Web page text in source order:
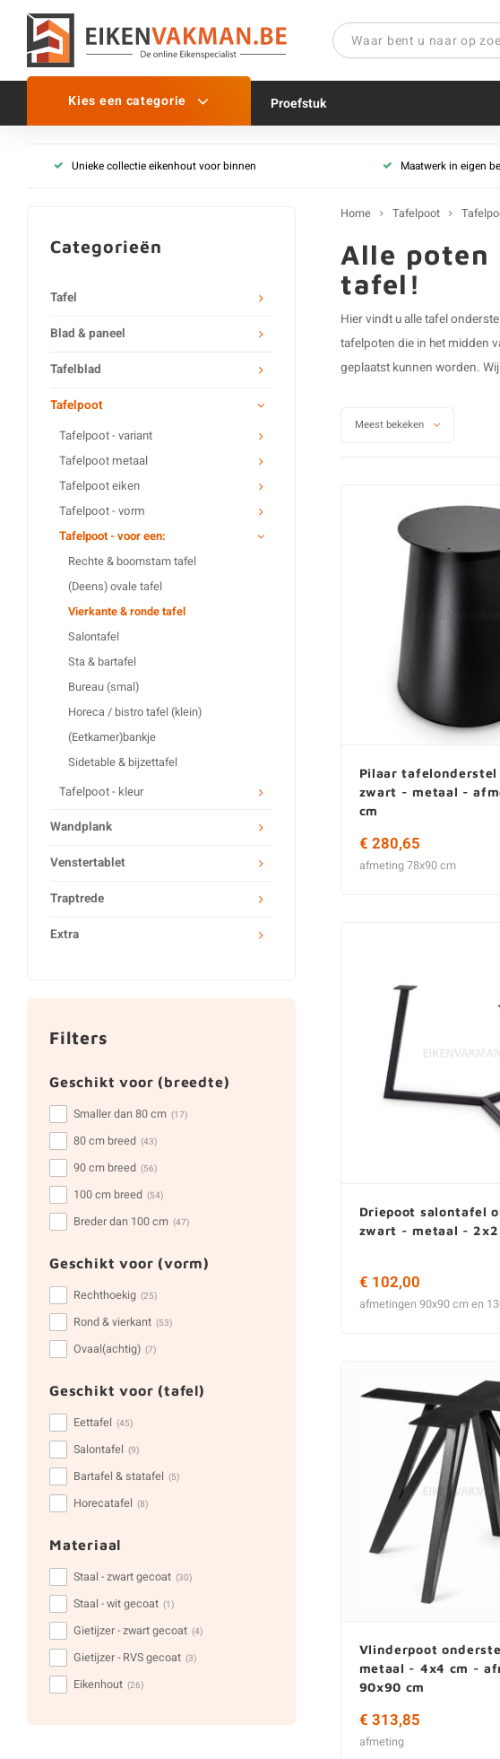
Kies een categorie
Tafelpoten set (2 stuks)
Tafelpoot metaal
Metalen tafelpoten (set)
Metalen tafelpoten (los)
Metalen tafel onderstel
Metalen salontafel poten
Metalen bartafel poten
Metalen horeca onderstel
Metalen bijzettafel onderstel
Proefstuk
Unieke collectie eikenhout voor binnen Maatwerk in eigen
Categorieën
Tafel
Blad & paneel
Tafelblad
Tafelpoot
Tafelpoot - variant
Tafelpoot metaal
Tafelpoot eiken
Tafelpoot - vorm
Tafelpoot - voor een:
Rechte & boomstam tafel
(Deens) ovale tafel
Vierkante & ronde tafel
Salontafel
Sta & bartafel
Bureau (smal)
Horeca / bistro tafel (klein)
(Eetkamer)bankje
Sidetable & bijzettafel
Tafelpoot - kleur
Wandplank
Venstertablet
Traptrede
Extra
Filters
Geschikt voor (breedte)
Smaller dan 80 cm (17)
80 cm breed (43)
90 cm breed (56)
100 cm breed (54)
Breder dan 100 cm (47)
Geschikt voor (vorm)
Rechthoekig (25)
Rond & vierkant (53)
Ovaal(achtig) (7)
Geschikt voor (tafel)
Eettafel (45)
Salontafel (9)
Bartafel & statafel (5)
Horecatafel (8)
Materiaal
Staal - zwart gecoat (30)
Staal - wit gecoat (1)
Gietijzer - zwart gecoat (4)
Gietijzer - RVS gecoat (3)
Eikenhout (26)
Home Tafelpoot
Alle poten
tafel!
Hier vindt u alletafel
tafelpoten die in het midden
geplaatst kunnen worden.
Meest bekeken
Pilaar
zwart - metaal -
cm
€ 280,65
afmeting 78x90 cm
Driepoot salontafel
zwart - metaal - 2x2
€ 102,00
afmetingen 90x90 cm en
Vlinderpoot
metaal - 4x4 cm -
90x90 cm
€ 313,85
afmeting